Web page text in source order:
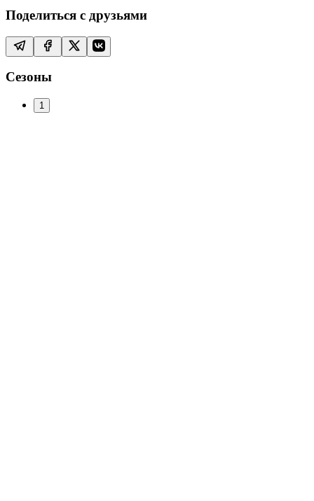
Поделиться с друзьями
Сезоны
1